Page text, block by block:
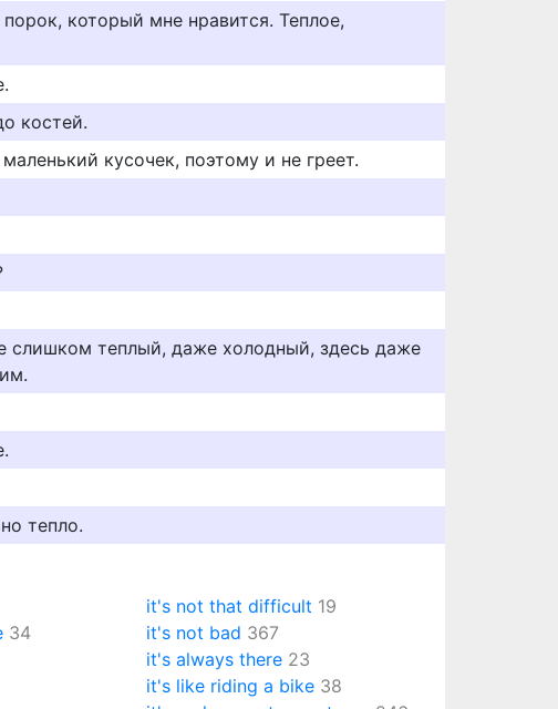
который мне нравится. Теплое,
костей.
кусочек, поэтому и не греет.
слишком теплый, даже холодный, здесь даже
тепло.
34
it's not that difficult 19
it's not bad 367
it's always there 23
it's like riding a bike 38